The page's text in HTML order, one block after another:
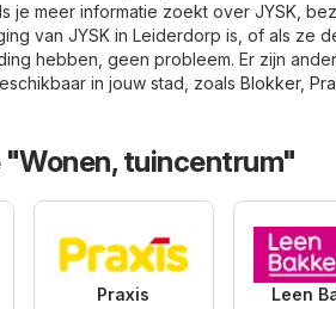
je meer informatie zoekt over JYSK,
van JYSK in Leiderdorp is, of als ze
hebben, geen probleem. Er zijn
in jouw stad, zoals Blokker,
tuincentrum"
Praxis Leen